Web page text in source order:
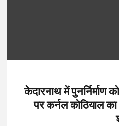
केदारनाथ में पुनर्निर्माण
पर कर्नल कोठियाल